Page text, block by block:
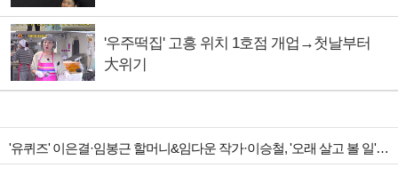
'우주떡집' 고흥 위치 1호점 개업→첫날부터
大위기
'유퀴즈' 이은결·임봉근 할머니&임다운 작가·이승철, '오래 살고 볼 일' 특집 출격